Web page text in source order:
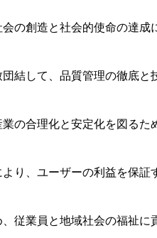
の創造と社会的使命の達成
結して、品質管理の徹底と
の合理化と安定化を図るた
り、ユーザーの利益を保証
従業員と地域社会の福祉に